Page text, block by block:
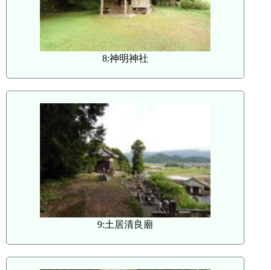
8:神明神社
9:土居清良廟